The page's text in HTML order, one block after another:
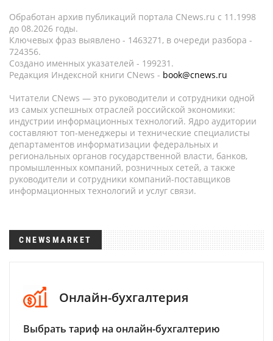
Обработан архив публикаций портала CNews.ru c 11.1998
до 08.2026 годы.
Ключевых фраз выявлено - 1463271, в очереди разбора -
724356.
Создано именных указателей - 199231.
Редакция Индексной книги CNews - book@cnews.ru
Читатели CNews — это руководители и сотрудники одной
из самых успешных отраслей российской экономики:
индустрии информационных технологий. Ядро аудитории
составляют топ-менеджеры и технические специалисты
департаментов информатизации федеральных и
региональных органов государственной власти, банков,
промышленных компаний, розничных сетей, а также
руководители и сотрудники компаний-поставщиков
информационных технологий и услуг связи.
CNEWSMARKET
Онлайн-бухгалтерия
Выбрать тариф на онлайн-бухгалтерию